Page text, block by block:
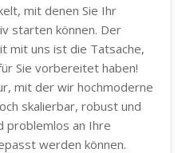
mit denen Sie Ihr
starten können. Der
mit uns ist die Tatsache,
Sie vorbereitet haben!
mit der wir hochmoderne
skalierbar, robust und
problemlos an Ihre
werden können.